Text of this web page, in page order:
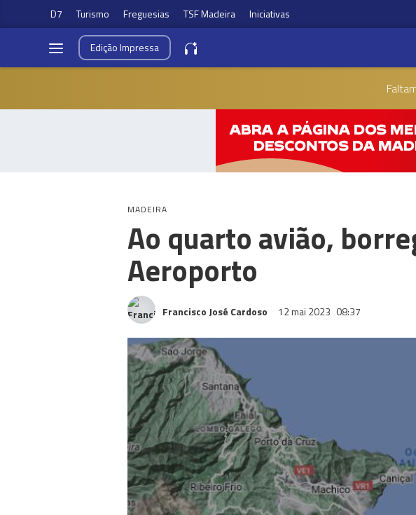
D7 Turismo Freguesias TSF Madeira Iniciativas
EdiçãoImpressa
MADEIRA
Ao quarto avião,
Aeroporto
Francisco José Cardoso 12 mai 2023 08:37